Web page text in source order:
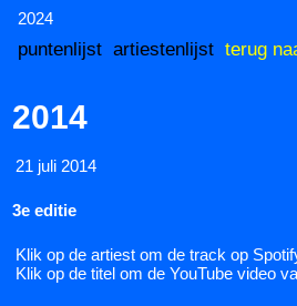
2024
puntenlijst artiestenlijst terug
2014
21 juli 2014
3e editie
Klik op de artiest om de track op
Klik op de titel om de YouTube video